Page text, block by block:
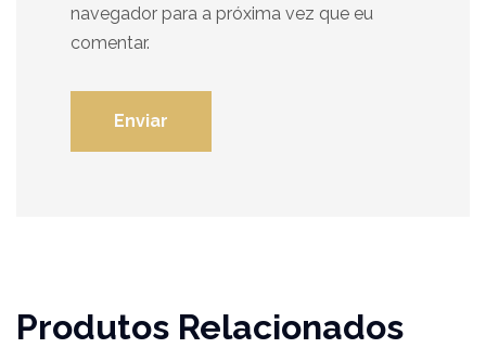
navegador para a próxima vez que eu
comentar.
Produtos Relacionados